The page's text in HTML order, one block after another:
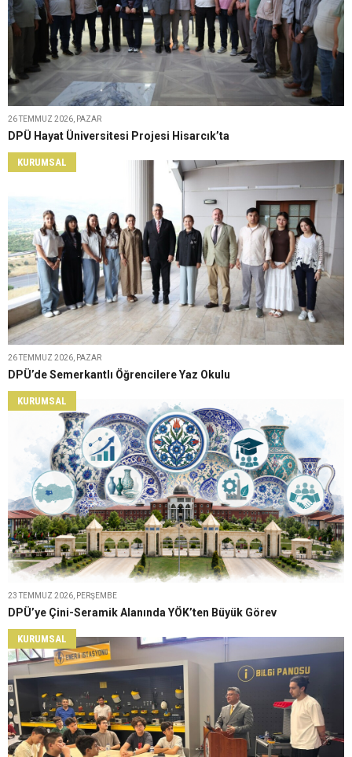
26 TEMMUZ 2026, PAZAR
DPÜ Hayat Üniversitesi Projesi Hisarcık’ta
KURUMSAL
26 TEMMUZ 2026, PAZAR
DPÜ’de Semerkantlı Öğrencilere Yaz Okulu
KURUMSAL
23 TEMMUZ 2026, PERŞEMBE
DPÜ’ye Çini-Seramik Alanında YÖK’ten Büyük Görev
KURUMSAL